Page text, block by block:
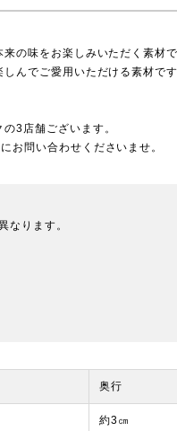
の味をお楽しみいただく素材
んでご愛用いただける素材です
の3店舗ございます。
お問い合わせくださいませ。
なります。
奥行
約3㎝